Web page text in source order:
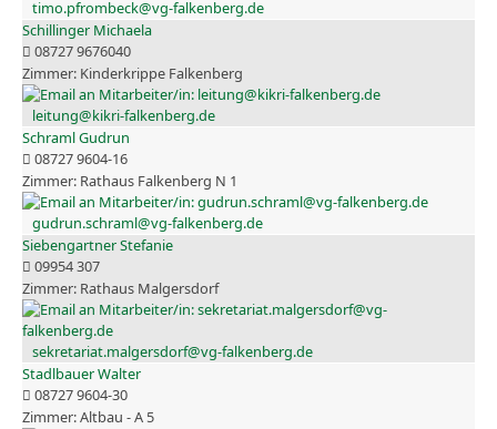
timo.pfrombeck@vg-falkenberg.de
Schillinger Michaela
08727 9676040
Kinderkrippe Falkenberg
leitung@kikri-falkenberg.de
Schraml Gudrun
08727 9604-16
Rathaus Falkenberg N 1
gudrun.schraml@vg-falkenberg.de
Siebengartner Stefanie
09954 307
Rathaus Malgersdorf
sekretariat.malgersdorf@vg-falkenberg.de
Stadlbauer Walter
08727 9604-30
Altbau - A 5